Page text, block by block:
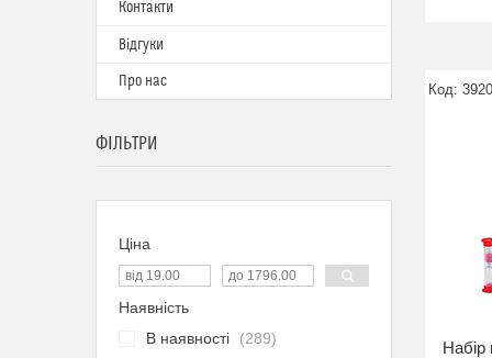
Набір
Контакти
Відгуки
Про нас
ФІЛЬТРИ
Ціна
Наявність
В наявності
289